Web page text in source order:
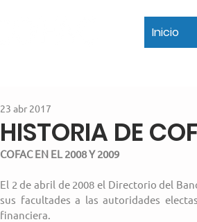
Inicio
HISTORIA DE
23 abr 2017
COFAC EN EL 2008 Y 2009
El 2 de abril de 2008 el Directorio del
sus facultades a las autoridades
financiera.